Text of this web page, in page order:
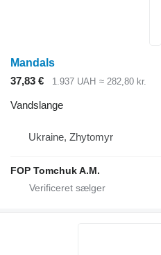
Mandals
37,83 €
1.937 UAH ≈ 282,80 kr.
Vandslange
Ukraine, Zhytomyr
FOP Tomchuk A.M.